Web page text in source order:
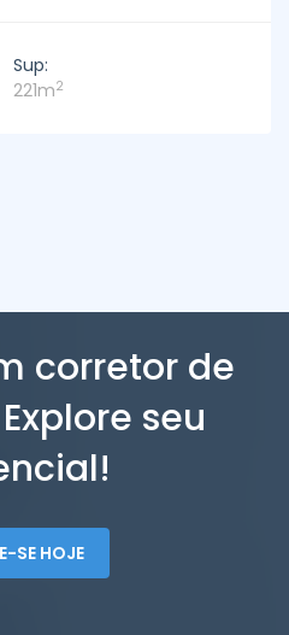
Sup:
221m2
corretor de
seu
SE HOJE